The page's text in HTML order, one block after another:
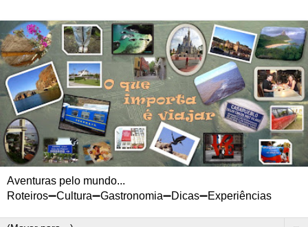
Aventuras pelo mundo...
Roteiros➖Cultura➖Gastronomia➖Dicas➖Experiências